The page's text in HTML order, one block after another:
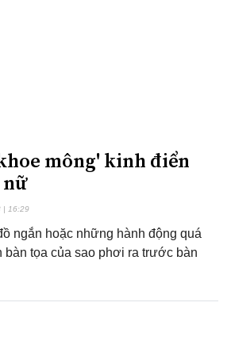
mông' kinh điển
nữ
| 16:29
ngắn hoặc những hành động quá
bàn tọa của sao phơi ra trước bàn